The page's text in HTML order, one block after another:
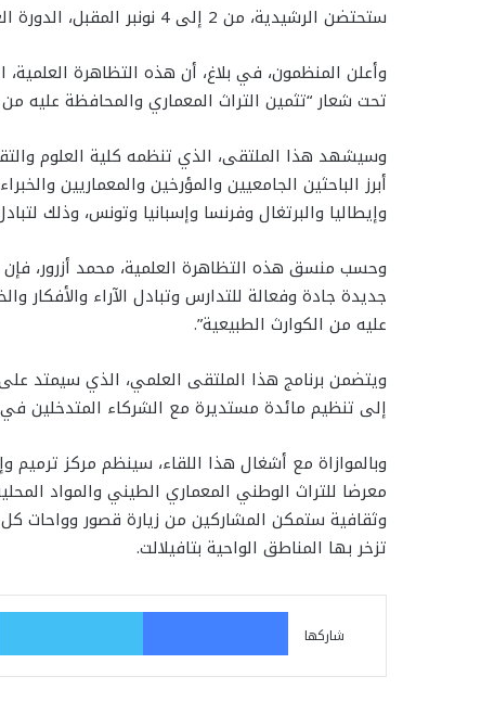
ستحتضن الرشيدية، من 2 إلى 4 نونبر المقبل، الدورة العاشرة للملتقى الدولي حول التراث المعماري المتوسطي.
وأعلن المنظمون، في بلاغ، أن هذه التظاهرة
تحت شعار “تثمين التراث المعماري والمحافظة عليه من
وسيشهد هذا الملتقى، الذي تنظمه كلية العلوم
أبرز الباحثين الجامعيين والمؤرخين والمعماريين
وإيطاليا والبرتغال وفرنسا وإسبانيا وتونس، وذلك
وحسب منسق هذه التظاهرة العلمية، محمد أزرور،
جديدة جادة وفعالة للتدارس وتبادل الآراء والأفكار
عليه من الكوارث الطبيعية”.
ويتضمن برنامج هذا الملتقى العلمي، الذي سيمتد
إلى تنظيم مائدة مستديرة مع الشركاء المتدخلين في
وبالموازاة مع أشغال هذا اللقاء، سينظم مركز ترميم
معرضا للتراث الوطني المعماري الطيني والمواد
وثقافية ستمكن المشاركين من زيارة قصور وواحات
تزخر بها المناطق الواحية بتافيلالت.
شاركها
فيسبوك